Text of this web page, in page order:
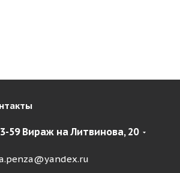
59 Вираж на Литвинова, 20